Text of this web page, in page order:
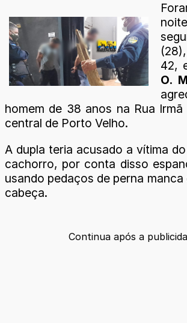
(28),
42,
O.
homem de 38 anos na Rua Irmã
central de Porto Velho.
A dupla teria acusado a vítima
cachorro, por conta disso
usando pedaços de perna
cabeça.
Continua após a